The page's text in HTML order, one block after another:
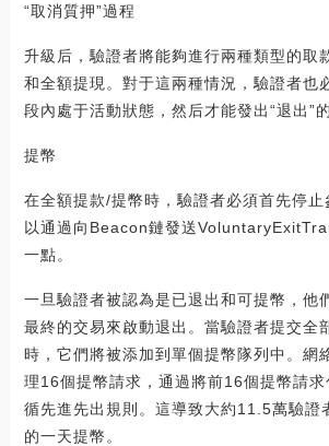
“取消質押”過程
升級后，驗證者將能夠進行兩種類型的取
和全額提現。對于這兩種情況，驗證者也
段內處于活動狀態，然后才能發出“退出”的
提幣
在全額提款/提幣時，驗證者必須首先停
以通過向Beacon鏈發送
一點。
一旦驗證者被認為是已退出和可提幣，他
最終的交易來啟動退出。當驗證者提交全
時，它們將被添加到單個提幣隊列中。網
理16個提幣請求，通過將前16個提幣請
循先進先出規則。這導致大約11.5萬驗證
的一天提幣。